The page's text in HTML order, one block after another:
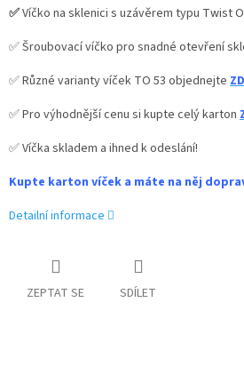
✅Víčko na sklenici s uzávěrem typu Twist
✅ Šroubovací víčko pro snadné otevření
✅ Různé varianty víček TO 53 objednejte
✅ Pro výhodnější cenu si kupte celý karton
✅ Víčka skladem a ihned k odeslání!
Kupte karton víček a máte na něj
Detailní informace
ZEPTAT SE SDÍLET